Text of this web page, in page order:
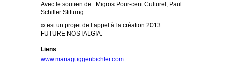
Avec le soutien de : Migros Pour-cent Culturel, Paul
Schiller Stiftung.
∞ est un projet de l’appel à la création 2013
FUTURE NOSTALGIA.
Liens
www.mariaguggenbichler.com